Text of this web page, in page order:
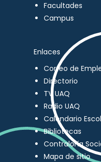
Facultades
Campus
Enlaces
Correo de
Directorio
TV UAQ
Radio UAQ
Calendario
Bibliotecas
Contraloría
Mapa de sitio